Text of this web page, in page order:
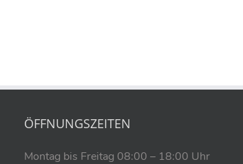
ÖFFNUNGSZEITEN
Montag bis Freitag 08:00 – 18:00 Uhr